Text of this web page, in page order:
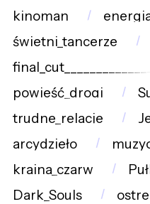
kinoman
świetni_tancerze
powieść_drogi
trudne_relacje
arcydzieło
kraina_czarw
Dark_Souls
ostre